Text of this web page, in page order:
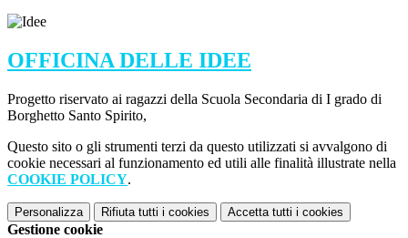
OFFICINA DELLE IDEE
Progetto riservato ai ragazzi della Scuola Secondaria di I grado di
Borghetto Santo Spirito,
Questo sito o gli strumenti terzi da questo utilizzati si avvalgono di
cookie necessari al funzionamento ed utili alle finalità illustrate nella
COOKIE POLICY.
Personalizza Rifiuta tutti i cookies Accetta tutti i cookies
Gestione cookie